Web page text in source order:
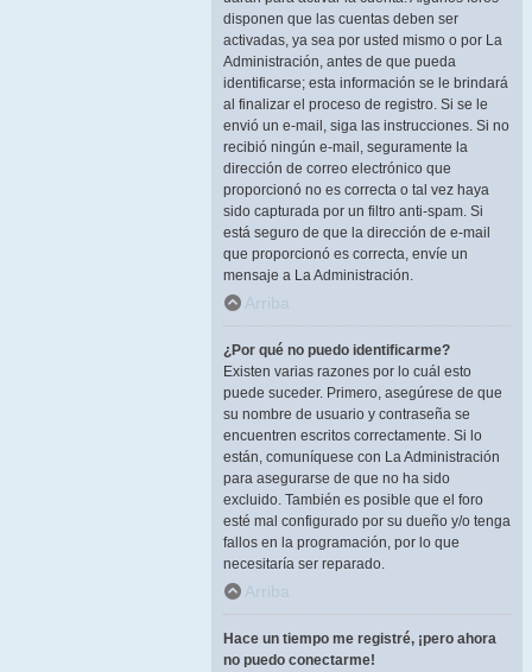
disponen que las cuentas deben ser
activadas, ya sea por usted mismo o por La
Administración, antes de que pueda
identificarse; esta información se le brindará
al finalizar el proceso de registro. Si se le
envió un e-mail, siga las instrucciones. Si no
recibió ningún e-mail, seguramente la
dirección de correo electrónico que
proporcionó no es correcta o tal vez haya
sido capturada por un filtro anti-spam. Si
está seguro de que la dirección de e-mail
que proporcionó es correcta, envíe un
mensaje a La Administración.
Arriba
¿Por qué no puedo identificarme?
Existen varias razones por lo cuál esto
puede suceder. Primero, asegúrese de que
su nombre de usuario y contraseña se
encuentren escritos correctamente. Si lo
están, comuníquese con La Administración
para asegurarse de que no ha sido
excluido. También es posible que el foro
esté mal configurado por su dueño y/o tenga
fallos en la programación, por lo que
necesitaría ser reparado.
Arriba
Hace un tiempo me registré, ¡pero ahora
no puedo conectarme!